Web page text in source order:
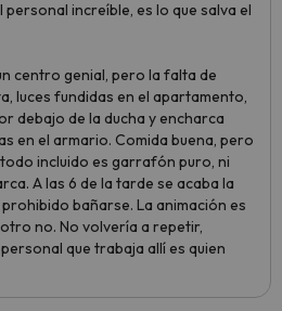
personal increíble, es lo que salva el
centro genial, pero la falta de
luces fundidas en el apartamento,
debajo de la ducha y encharca
en el armario. Comida buena, pero
incluido es garrafón puro, ni
A las 6 de la tarde se acaba la
bañarse. La animación es
no. No volvería a repetir,
que trabaja allí es quien